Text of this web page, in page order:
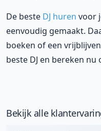
De beste DJ huren voor
eenvoudig gemaakt.
boeken of een
beste DJ en bereken nu
Bekijk alle